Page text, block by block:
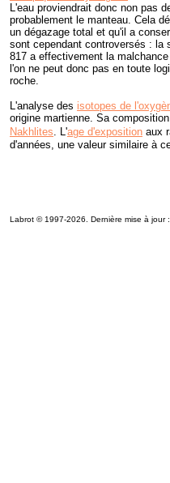
L'eau proviendrait donc non pas
probablement le manteau. Cela
un dégazage total et qu'il a
sont cependant controversés : la
817 a effectivement la
l'on ne peut donc pas en toute
roche.
L'analyse des isotopes de
origine martienne. Sa
Nakhlites. L'age d'exposition aux
d'années, une valeur similaire à
Labrot © 1997-2026. Dernière mise à jour